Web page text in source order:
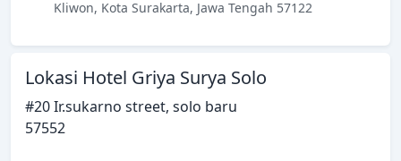
Kliwon, Kota Surakarta, Jawa Tengah 57122
Lokasi Hotel Griya Surya Solo
#20 Ir.sukarno street, solo baru
57552